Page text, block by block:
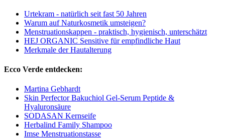
Urtekram - natürlich seit fast 50 Jahren
Warum auf Naturkosmetik umsteigen?
Menstruationskappen - praktisch, hygienisch, unterschätzt
HEJ ORGANIC Sensitive für empfindliche Haut
Merkmale der Hautalterung
Ecco Verde entdecken:
Martina Gebhardt
Skin Perfector Bakuchiol Gel-Serum Peptide &
Hyaluronsäure
SODASAN Kernseife
Herbalind Family Shampoo
Imse Menstruationstasse